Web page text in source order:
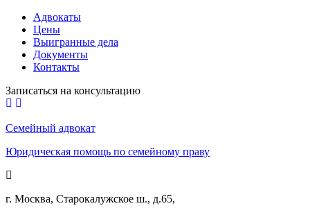
Адвокаты
Цены
Выигранные дела
Документы
Контакты
Записаться на консультацию
Семейный адвокат
Юридическая помощь по семейному праву
г. Москва, Старокалужское ш., д.65,